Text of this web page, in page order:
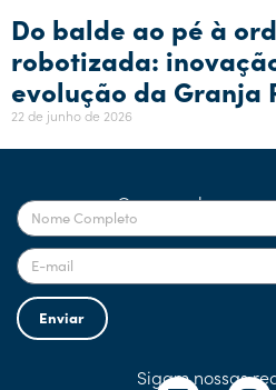
Do balde ao pé à
robotizada:
evolução da Granja
22 de junho de 2026
Quer receber
Enviar
Sigam nossas